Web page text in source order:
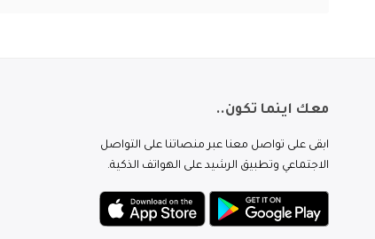
معك اينما تكون..
ابقى على تواصل معنا عبر منصاتنا على التواصل
الاجتماعي وتطبيق الرشيد على الهواتف الذكية.